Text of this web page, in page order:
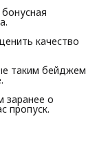
качество
таким бейджем
заранее о
пропуск.